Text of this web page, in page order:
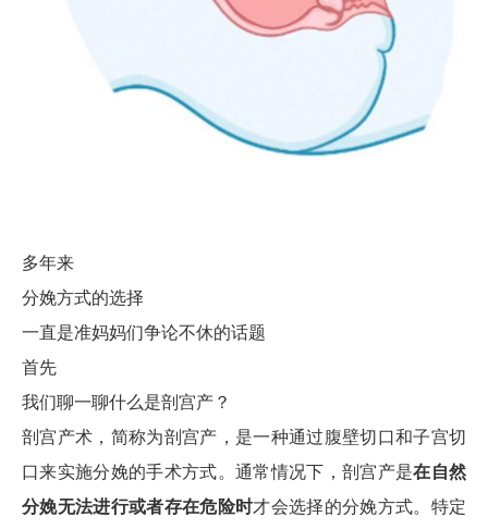
多年来
分娩方式的选择
一直是准妈妈们争论不休的话题
首先
我们聊一聊什么是剖宫产？
剖宫产术，简称为剖宫产，是一种通过腹壁切口和子宫切
口来实施分娩的手术方式。通常情况下，剖宫产是在自然
分娩无法进行或者存在危险时才会选择的分娩方式。特定